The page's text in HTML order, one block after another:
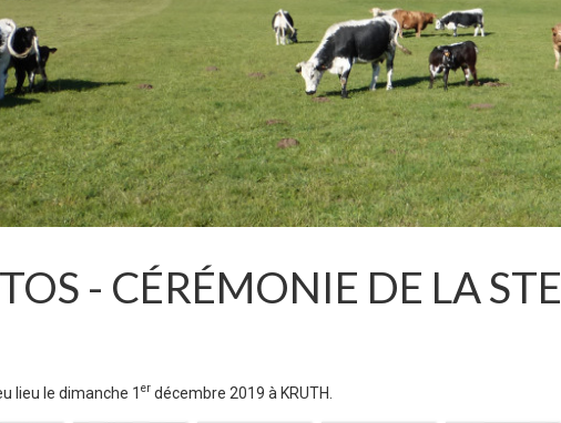
- CÉRÉMONIE DE LA STE
lieu le dimanche 1 er décembre 2019 à KRUTH.